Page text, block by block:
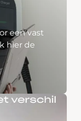
een vast
hier de